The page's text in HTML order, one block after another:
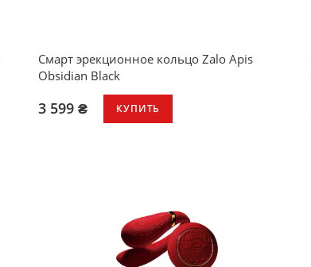
Смарт эрекционное кольцо Zalo Apis
Obsidian Black
3 599 ₴ КУПИТЬ